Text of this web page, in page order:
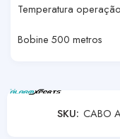
Temperatura
Bobine 500 metros
SKU: CABO